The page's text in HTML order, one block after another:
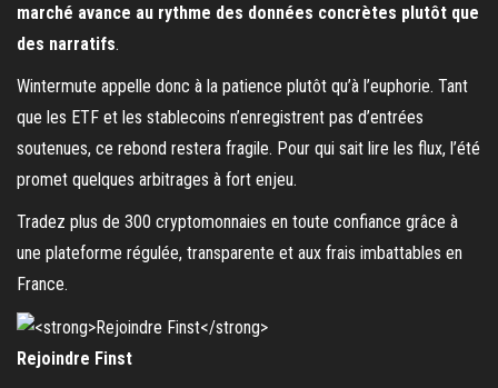
marché avance au rythme des données concrètes plutôt que
des narratifs.
Wintermute appelle donc à la patience plutôt qu’à l’euphorie. Tant
que les ETF et les stablecoins n’enregistrent pas d’entrées
soutenues, ce rebond restera fragile. Pour qui sait lire les flux, l’été
promet quelques arbitrages à fort enjeu.
Tradez plus de 300 cryptomonnaies en toute confiance grâce à
une plateforme régulée, transparente et aux frais imbattables en
France.
Rejoindre Finst